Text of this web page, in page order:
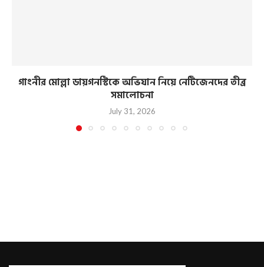
গাংনীর মোল্লা ডায়গনস্টিকে অভিযান নিয়ে নেটিজেনদের তীব্র
সমালোচনা
July 31, 2026